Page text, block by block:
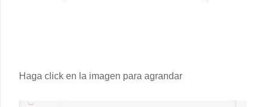
Haga click en la imagen para agrandar